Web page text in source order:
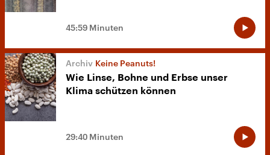
45:59 Minuten
Keine Peanuts!
Wie Linse, Bohne und Erbse unser
Klima schützen können
29:40 Minuten